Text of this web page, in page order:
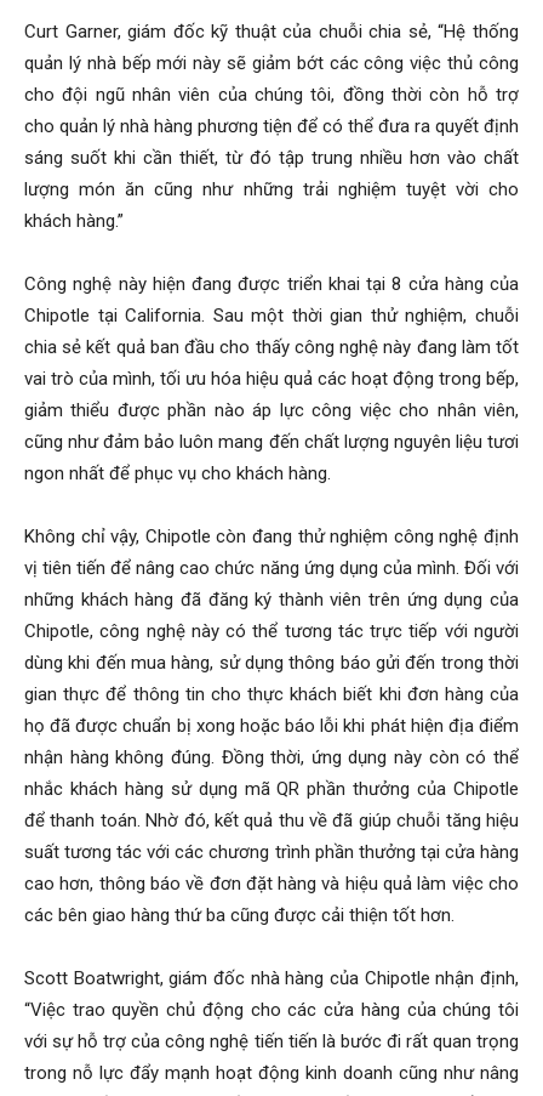
Curt Garner, giám đốc kỹ thuật của chuỗi chia sẻ, “Hệ thống
quản lý nhà bếp mới này sẽ giảm bớt các công việc thủ công
cho đội ngũ nhân viên của chúng tôi, đồng thời còn hỗ trợ
cho quản lý nhà hàng phương tiện để có thể đưa ra quyết định
sáng suốt khi cần thiết, từ đó tập trung nhiều hơn vào chất
lượng món ăn cũng như những trải nghiệm tuyệt vời cho
khách hàng.”
Công nghệ này hiện đang được triển khai tại 8 cửa hàng của
Chipotle tại California. Sau một thời gian thử nghiệm, chuỗi
chia sẻ kết quả ban đầu cho thấy công nghệ này đang làm tốt
vai trò của mình, tối ưu hóa hiệu quả các hoạt động trong bếp,
giảm thiểu được phần nào áp lực công việc cho nhân viên,
cũng như đảm bảo luôn mang đến chất lượng nguyên liệu tươi
ngon nhất để phục vụ cho khách hàng.
Không chỉ vậy, Chipotle còn đang thử nghiệm công nghệ định
vị tiên tiến để nâng cao chức năng ứng dụng của mình. Đối với
những khách hàng đã đăng ký thành viên trên ứng dụng của
Chipotle, công nghệ này có thể tương tác trực tiếp với người
dùng khi đến mua hàng, sử dụng thông báo gửi đến trong thời
gian thực để thông tin cho thực khách biết khi đơn hàng của
họ đã được chuẩn bị xong hoặc báo lỗi khi phát hiện địa điểm
nhận hàng không đúng. Đồng thời, ứng dụng này còn có thể
nhắc khách hàng sử dụng mã QR phần thưởng của Chipotle
để thanh toán. Nhờ đó, kết quả thu về đã giúp chuỗi tăng hiệu
suất tương tác với các chương trình phần thưởng tại cửa hàng
cao hơn, thông báo về đơn đặt hàng và hiệu quả làm việc cho
các bên giao hàng thứ ba cũng được cải thiện tốt hơn.
Scott Boatwright, giám đốc nhà hàng của Chipotle nhận định,
“Việc trao quyền chủ động cho các cửa hàng của chúng tôi
với sự hỗ trợ của công nghệ tiến tiến là bước đi rất quan trọng
trong nỗ lực đẩy mạnh hoạt động kinh doanh cũng như nâng